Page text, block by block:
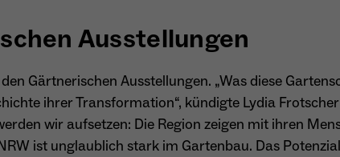
- Dient der Conversion-Erfassung und
- Hilft zu verstehen, wie
mit Anzeigen interagieren
Ausstellungen
Gärtnerischen Ausstellungen. „Was diese
ihrer Transformation“, kündigte Lydia
wir aufsetzen: Die Region zeigen mit ihren
ist unglaublich stark im Gartenbau. Das